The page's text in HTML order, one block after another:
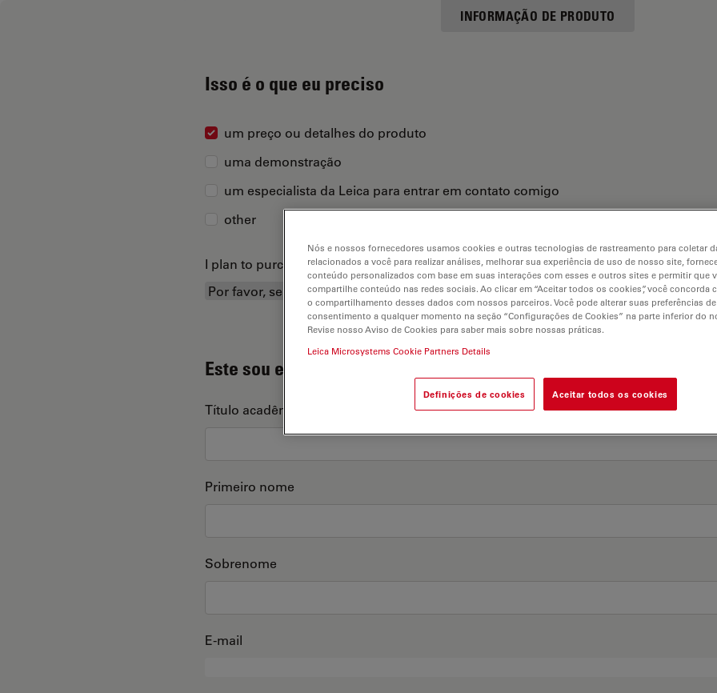
INFORMAÇÃO DE PRODUTO
Isso é o que eu preciso
um preço ou detalhes do produto
uma demonstração
um especialista da Leica para entrar em contato comigo
other
I plan to purchase...
Este sou eu
Título acadêmico
Primeiro nome
Sobrenome
E-mail
Nós e nossos fornecedores usamos cookies e outras tecnologias de rastreamento para coletar
relacionados a você para realizar análises, melhorar sua experiência de uso de nosso site,
conteúdo personalizados com base em suas interações com esses e outros sites e permitir que
compartilhe conteúdo nas redes sociais. Ao clicar em “Aceitar todos os cookies”, você concorda
o compartilhamento desses dados com nossos parceiros. Você pode alterar suas preferências de
consentimento a qualquer momento na seção “Configurações de Cookies” na parte inferior do
Revise nosso Aviso de Cookies para saber mais sobre nossas práticas.
Leica Microsystems Cookie Partners Details
Definições de cookies Aceitar todos os cookies